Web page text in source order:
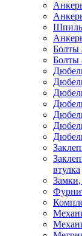
Болты
Болты
втулка
Замки,